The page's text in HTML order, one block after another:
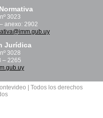
3023
anexo: 2902
Jurídica
3028
– 2265
| Todos los derechos